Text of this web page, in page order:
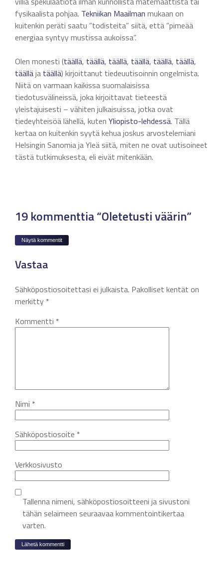
fysikaalista pohjaa. Tekniikan Maailman mukaan on
kuitenkin peräti saatu ”todisteita” siitä, että ”pimeää
energiaa syntyy mustissa aukoissa”.
Olen monesti (täällä, täällä, täällä, täällä, täällä, täällä,
täälläja täällä) kirjoittanut tiedeuutisoinnin ongelmista.
Niitä on varmaan kaikissa suomalaisissa
tiedotusvälineissä, joka kirjoittavat tieteestä
yleistajuisesti – vähiten julkaisuissa, jotka ovat
tiedeyhteisöä lähellä, kuten Yliopisto-lehdessä. Tällä
kertaa on kuitenkin syytä kehua joskus arvostelemiani
Helsingin Sanomia ja Yleä siitä, miten ne ovat uutisoineet
tästä tutkimuksesta, eli eivät mitenkään.
19 kommenttia “Oletetusti väärin”
Näytä kommentit
Vastaa
Sähköpostiosoitettasi ei julkaista. Pakolliset kentät on
merkitty *
Kommentti *
Nimi *
Sähköpostiosoite *
Verkkosivusto
Tallenna nimeni, sähköpostiosoitteeni ja sivustoni
tähän selaimeen seuraavaa kommentointikertaa
varten.